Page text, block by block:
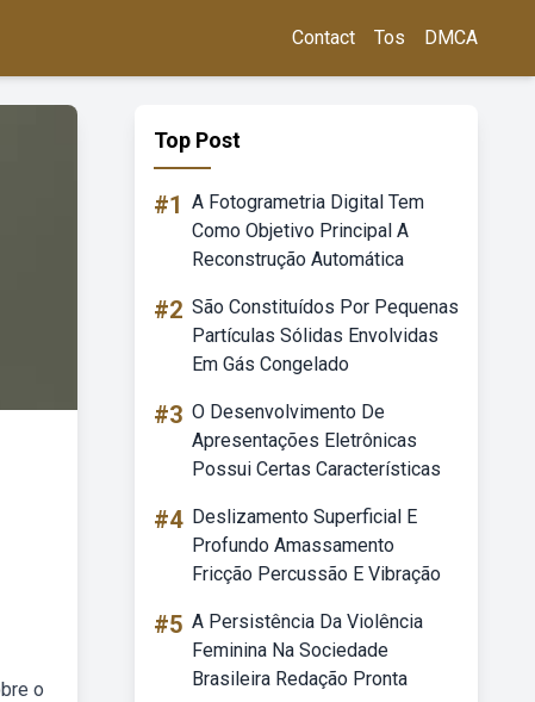
Contact Tos DMCA
o
Top Post
#1 A Fotogrametria Digital Tem
Como Objetivo Principal A
Reconstrução Automática
#2 São Constituídos Por Pequenas
Partículas Sólidas Envolvidas
Em Gás Congelado
#3 O Desenvolvimento De
Apresentações Eletrônicas
Possui Certas Características
#4 Deslizamento Superficial E
Profundo Amassamento
Fricção Percussão E Vibração
#5 A Persistência Da Violência
Feminina Na Sociedade
Brasileira Redação Pronta